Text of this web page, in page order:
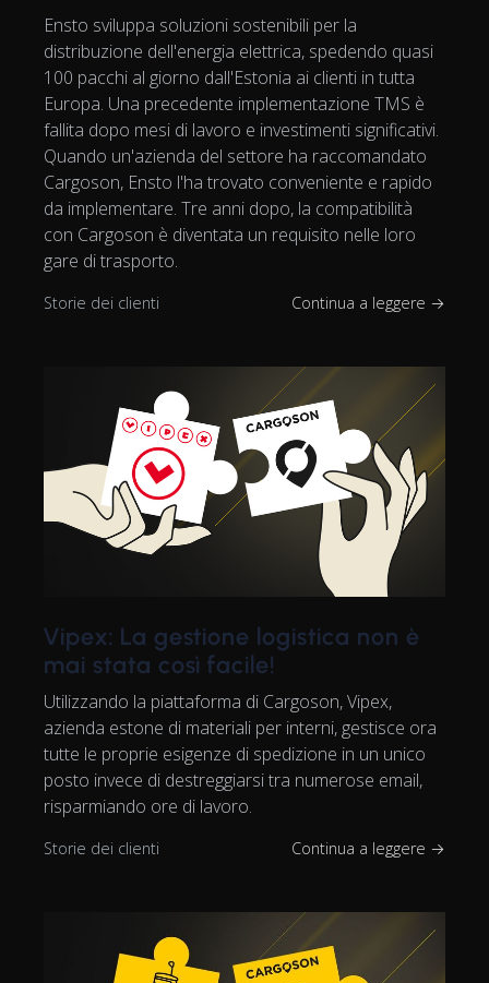
Ensto sviluppa soluzioni sostenibili per la
distribuzione dell'energia elettrica, spedendo quasi
100 pacchi al giorno dall'Estonia ai clienti in tutta
Europa. Una precedente implementazione TMS è
fallita dopo mesi di lavoro e investimenti significativi.
Quando un'azienda del settore ha raccomandato
Cargoson, Ensto l'ha trovato conveniente e rapido
da implementare. Tre anni dopo, la compatibilità
con Cargoson è diventata un requisito nelle loro
gare di trasporto.
Storie dei clienti Continua a leggere →
Vipex: La gestione logistica non è
mai stata così facile!
Utilizzando la piattaforma di Cargoson, Vipex,
azienda estone di materiali per interni, gestisce ora
tutte le proprie esigenze di spedizione in un unico
posto invece di destreggiarsi tra numerose email,
risparmiando ore di lavoro.
Storie dei clienti Continua a leggere →